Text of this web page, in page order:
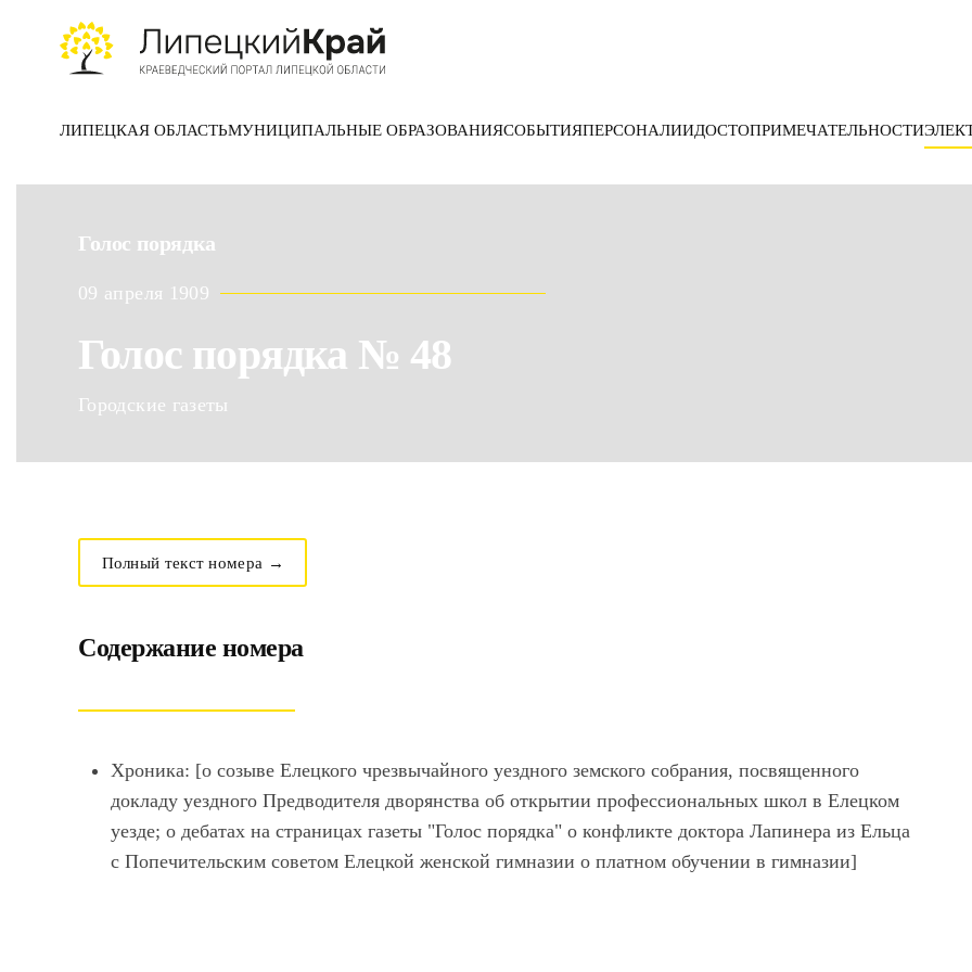
Skip to main content
ЛИПЕЦКАЯ ОБЛАСТЬМУНИЦИПАЛЬНЫЕ ОБРАЗОВАНИЯСОБЫТИЯПЕРСОНАЛИИДОСТОПРИМЕЧАТЕЛЬНОСТИ
Голос порядка
09 апреля 1909
Голос порядка № 48
Городские газеты
Полный текст номера →
Содержание номера
Хроника: [о созыве Елецкого чрезвычайного уездного земского собрания, посвященного
докладу уездного Предводителя дворянства об открытии профессиональных школ в Елецком
уезде; о дебатах на страницах газеты "Голос порядка" о конфликте доктора Лапинера из Ельца
с Попечительским советом Елецкой женской гимназии о платном обучении в гимназии]